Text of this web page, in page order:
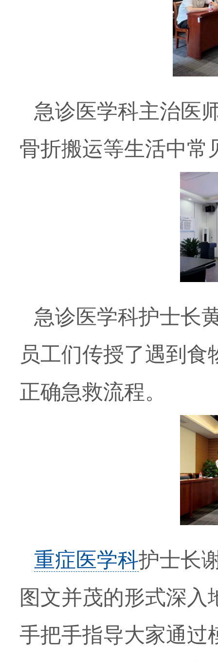
急诊医学科主治医
骨折搬运等生活中常
急诊医学科护士长
员工们传授了遇到
正确急救流程。
重症医学科护士长
图文并茂的形式深
手把手指导大家通过